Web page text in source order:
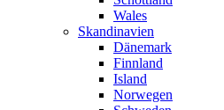
Wales
Skandinavien
Dänemark
Finnland
Island
Norwegen